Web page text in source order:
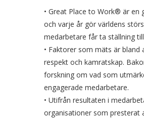
• Great Place to Work® är en
och varje år gör världens
medarbetare får ta ställning
• Faktorer som mäts är
respekt och kamratskap.
forskning om vad som
engagerade medarbetare.
• Utifrån resultaten i
organisationer som presterat